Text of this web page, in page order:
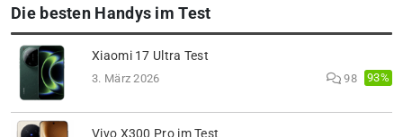
Die besten Handys im Test
Xiaomi 17 Ultra Test
3. März 2026 98 93%
Vivo X300 Pro im Test